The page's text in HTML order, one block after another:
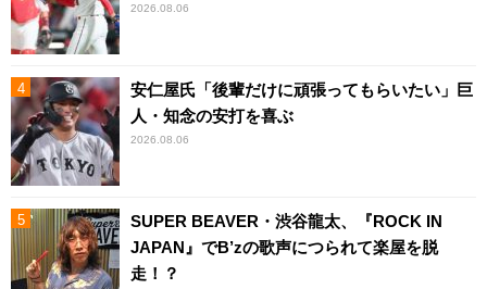
2026.08.06
安仁屋氏「後輩だけに頑張ってもらいたい」巨
人・知念の安打を喜ぶ
2026.08.06
SUPER BEAVER・渋谷龍太、『ROCK IN
JAPAN』でB’zの歌声につられて楽屋を脱
走！？